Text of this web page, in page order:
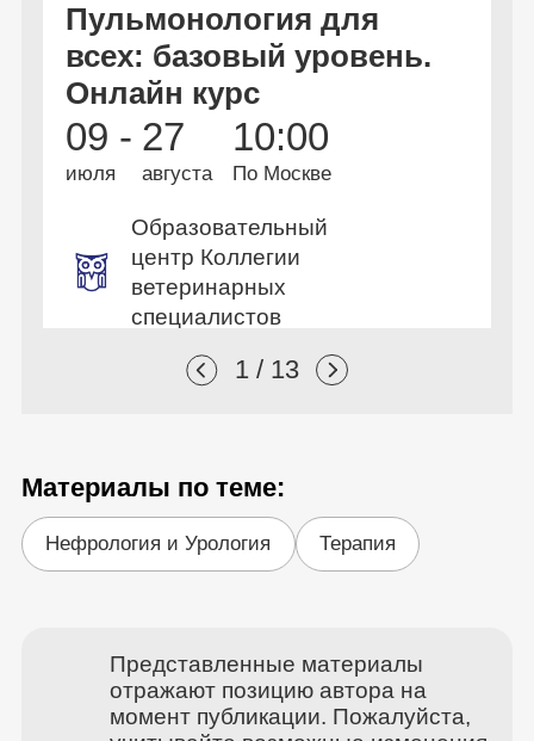
Онлайн Бесплатно
Пульмонология для
всех: базовый уровень.
Онлайн курс
09 -
июля
27
августа
10:00
По Москве
Образовательный
центр Коллегии
ветеринарных
специалистов
1 / 13
Материалы по теме:
Нефрология и Урология Терапия
Представленные материалы
отражают позицию автора на
момент публикации. Пожалуйста,